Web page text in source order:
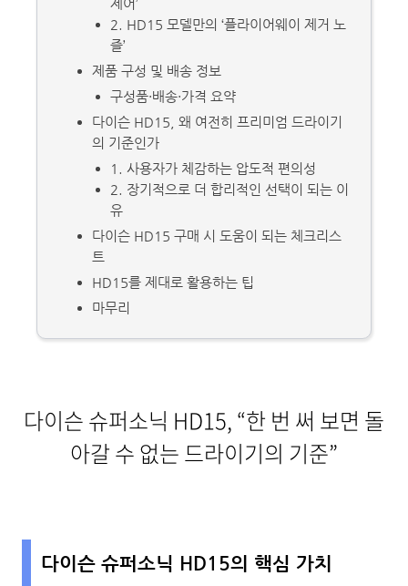
제어’
2. HD15 모델만의 ‘플라이어웨이 제거 노
즐’
제품 구성 및 배송 정보
구성품·배송·가격 요약
다이슨 HD15, 왜 여전히 프리미엄 드라이기
의 기준인가
1. 사용자가 체감하는 압도적 편의성
2. 장기적으로 더 합리적인 선택이 되는 이
유
다이슨 HD15 구매 시 도움이 되는 체크리스
트
HD15를 제대로 활용하는 팁
마무리
다이슨 슈퍼소닉 HD15, “한 번 써 보면 돌
아갈 수 없는 드라이기의 기준”
다이슨 슈퍼소닉 HD15의 핵심 가치